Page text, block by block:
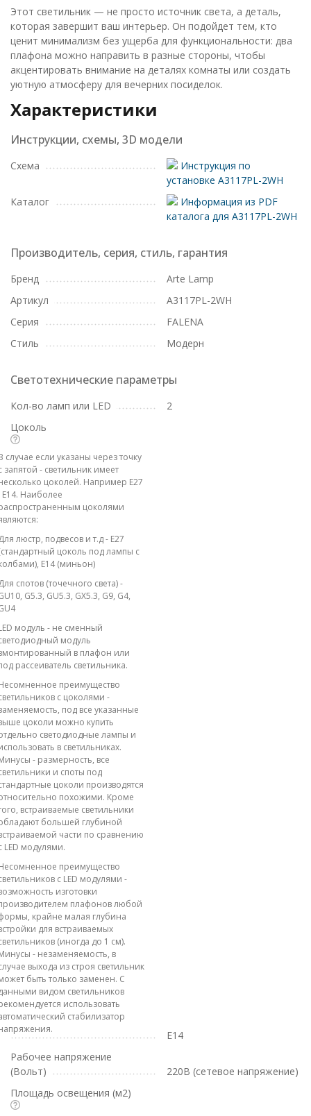
Этот светильник — не просто источник света, а деталь,
которая завершит ваш интерьер. Он подойдет тем, кто
ценит минимализм без ущерба для функциональности: два
плафона можно направить в разные стороны, чтобы
акцентировать внимание на деталях комнаты или создать
уютную атмосферу для вечерних посиделок.
Характеристики
Инструкции, схемы, 3D модели
Схема
Инструкция по
установке A3117PL-2WH
Каталог
Информация из PDF
каталога для A3117PL-2WH
Производитель, серия, стиль, гарантия
Бренд
Arte Lamp
Артикул
A3117PL-2WH
Серия
FALENA
Стиль
Модерн
Светотехнические параметры
Кол-во ламп или LED
2
Цоколь
случае если указаны через точку
запятой - светильник имеет
цоколей. Например E27
E14. Наиболее
цоколями
люстр, подвесов и т.д - E27
цоколь под лампы с
E14 (миньон)
спотов (точечного света) -
G5.3, GU5.3, GX5.3, G9, G4,
модуль - не сменный
модуль
в плафон или
рассеиватель светильника.
преимущество
с цоколями -
под все указанные
цоколи можно купить
светодиодные лампы и
в светильниках.
- размерность, все
и споты под
цоколи производятся
похожими. Кроме
встраиваемые светильники
большей глубиной
части по сравнению
LED модулями.
преимущество
с LED модулями -
изготовки
плафонов любой
крайне малая глубина
для встраиваемых
(иногда до 1 см).
- незаменяемость, в
выхода из строя светильник
быть только заменен. С
видом светильников
использовать
стабилизатор
E14
Рабочее напряжение
(Вольт)
220В (сетевое напряжение)
Площадь освещения (м2)